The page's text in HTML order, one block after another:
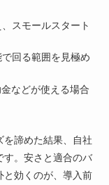
スモールスタート
回る範囲を見極め
などが使える場合
を諦めた結果、自社
す。安さと適合のバ
と効くのが、導入前